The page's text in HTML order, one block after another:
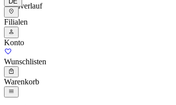
Suchverlauf
Filialen
Konto
Wunschlisten
Warenkorb